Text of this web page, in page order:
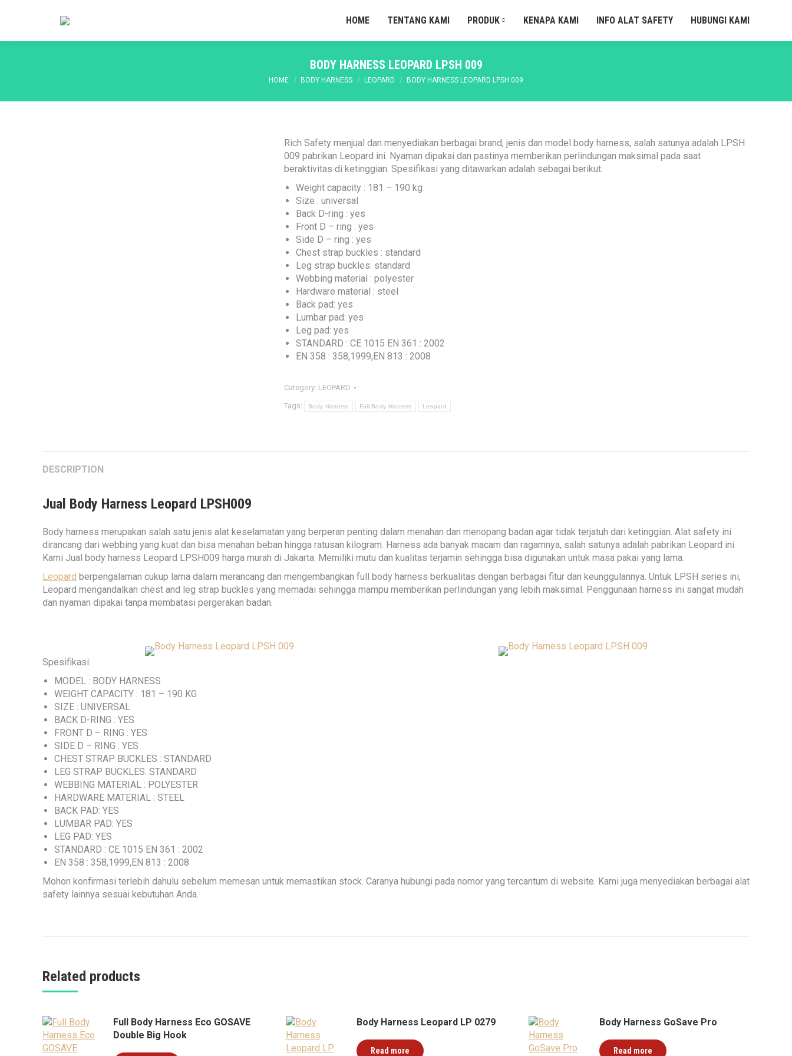
HOME TENTANG KAMI PRODUK KENAPA KAMI INFO ALAT SAFETY HUBUNGI KAMI
BODY HARNESS LEOPARD LPSH 009
You are here:
HOME BODY HARNESS LEOPARD BODY HARNESS LEOPARD LPSH 009
Rich Safety menjual dan menyediakan berbagai brand, jenis dan model body harness, salah satunya adalah LPSH
009 pabrikan Leopard ini. Nyaman dipakai dan pastinya memberikan perlindungan maksimal pada saat
beraktivitas di ketinggian. Spesifikasi yang ditawarkan adalah sebagai berikut:
Weight capacity : 181 – 190 kg
Size : universal
Back D-ring : yes
Front D – ring : yes
Side D – ring : yes
Chest strap buckles : standard
Leg strap buckles: standard
Webbing material : polyester
Hardware material : steel
Back pad: yes
Lumbar pad: yes
Leg pad: yes
STANDARD : CE 1015 EN 361 : 2002
EN 358 : 358,1999,EN 813 : 2008
Category: LEOPARD
Tags: Body Harness Full Body Harness Leopard
DESCRIPTION
Jual Body Harness Leopard LPSH009
Body harness merupakan salah satu jenis alat keselamatan yang berperan penting dalam menahan dan menopang badan agar tidak terjatuh dari ketinggian. Alat safety ini
dirancang dari webbing yang kuat dan bisa menahan beban hingga ratusan kilogram. Harness ada banyak macam dan ragamnya, salah satunya adalah pabrikan Leopard ini.
Kami Jual body harness Leopard LPSH009 harga murah di Jakarta. Memiliki mutu dan kualitas terjamin sehingga bisa digunakan untuk masa pakai yang lama.
Leopard berpengalaman cukup lama dalam merancang dan mengembangkan full body harness berkualitas dengan berbagai fitur dan keunggulannya. Untuk LPSH series ini,
Leopard mengandalkan chest and leg strap buckles yang memadai sehingga mampu memberikan perlindungan yang lebih maksimal. Penggunaan harness ini sangat mudah
dan nyaman dipakai tanpa membatasi pergerakan badan.
Spesifikasi:
MODEL : BODY HARNESS
WEIGHT CAPACITY : 181 – 190 KG
SIZE : UNIVERSAL
BACK D-RING : YES
FRONT D – RING : YES
SIDE D – RING : YES
CHEST STRAP BUCKLES : STANDARD
LEG STRAP BUCKLES: STANDARD
WEBBING MATERIAL : POLYESTER
HARDWARE MATERIAL : STEEL
BACK PAD: YES
LUMBAR PAD: YES
LEG PAD: YES
STANDARD : CE 1015 EN 361 : 2002
EN 358 : 358,1999,EN 813 : 2008
Mohon konfirmasi terlebih dahulu sebelum memesan untuk memastikan stock. Caranya hubungi pada nomor yang tercantum di website. Kami juga menyediakan berbagai alat
safety lainnya sesuai kebutuhan Anda.
Related products
Full Body Harness Eco GOSAVE
Double Big Hook
Body Harness Leopard LP 0279
Read more
Body Harness GoSave Pro
Read more